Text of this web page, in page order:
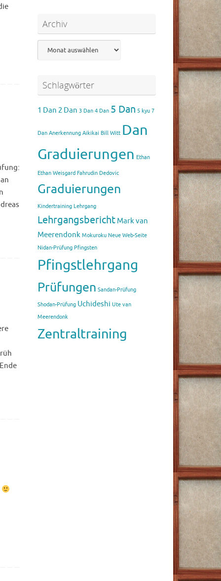
Archiv
Archiv
Schlagwörter
1 Dan 2 Dan 3 Dan 4 Dan 5 Dan 5 kyu 7
Dan Anerkennung Aikikai Bill Witt Dan
Graduierungen Ethan
Ethan Weisgard Fahrudin Dedovic
Graduierungen
Kindertraining Lehrgang
Lehrgangsbericht Mark van
Meerendonk Mokuroku Neue Web-Seite
Nidan-Prüfung Pfingsten
Pfingstlehrgang
Prüfungen Sandan-Prüfung
Shodan-Prüfung Uchideshi Ute van
Meerendonk
Zentraltraining